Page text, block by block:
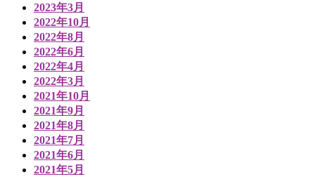
2023年3月
2022年10月
2022年8月
2022年6月
2022年4月
2022年3月
2021年10月
2021年9月
2021年8月
2021年7月
2021年6月
2021年5月